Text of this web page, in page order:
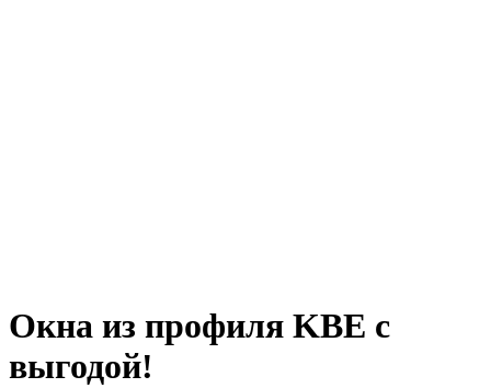
Окна из профиля KBE с
выгодой!